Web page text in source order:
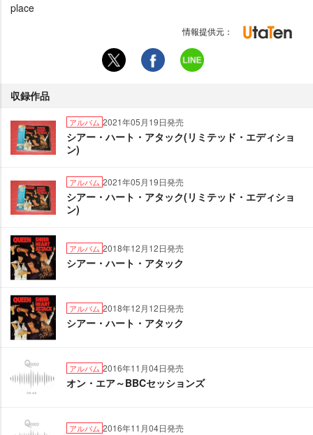
place
情報提供元：
収録作品
アルバム 2021年05月19日発売
シアー・ハート・アタック(リミテッド・エディショ
ン)
アルバム 2021年05月19日発売
シアー・ハート・アタック(リミテッド・エディショ
ン)
アルバム 2018年12月12日発売
シアー・ハート・アタック
アルバム 2018年12月12日発売
シアー・ハート・アタック
アルバム 2016年11月04日発売
オン・エア～BBCセッションズ
アルバム 2016年11月04日発売